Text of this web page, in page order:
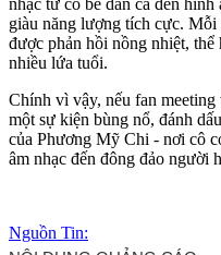
giàu năng lượng tích cực. Mỗi
được phản hồi nồng nhiệt,
nhiều lứa tuổi.
Chính vì vậy, nếu fan meeting
một sự kiện bùng nổ, đánh
của Phương Mỹ Chi - nơi cô
âm nhạc đến đông đảo người
Nguồn Tin: